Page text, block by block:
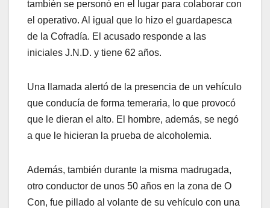
también se personó en el lugar para colaborar con
el operativo. Al igual que lo hizo el guardapesca
de la Cofradía. El acusado responde a las
iniciales J.N.D. y tiene 62 años.
Una llamada alertó de la presencia de un vehículo
que conducía de forma temeraria, lo que provocó
que le dieran el alto. El hombre, además, se negó
a que le hicieran la prueba de alcoholemia.
Además, también durante la misma madrugada,
otro conductor de unos 50 años en la zona de O
Con, fue pillado al volante de su vehículo con una